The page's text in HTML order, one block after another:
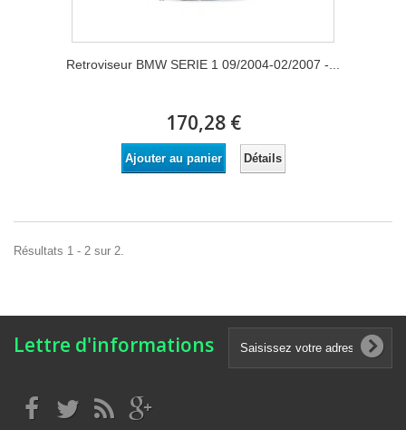
Retroviseur BMW SERIE 1 09/2004-02/2007 -...
170,28 €
Ajouter au panier Détails
Résultats 1 - 2 sur 2.
Lettre d'informations